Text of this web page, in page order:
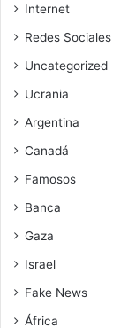
Internet
Redes Sociales
Uncategorized
Ucrania
Argentina
Canadá
Famosos
Banca
Gaza
Israel
Fake News
África